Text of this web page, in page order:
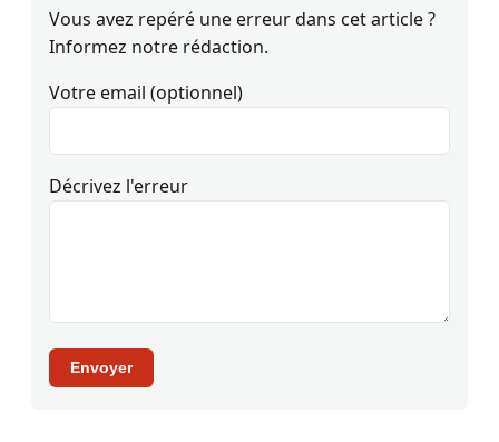
Vous avez repéré une erreur dans cet article ?
Informez notre rédaction.
Votre email (optionnel)
Décrivez l'erreur
Envoyer